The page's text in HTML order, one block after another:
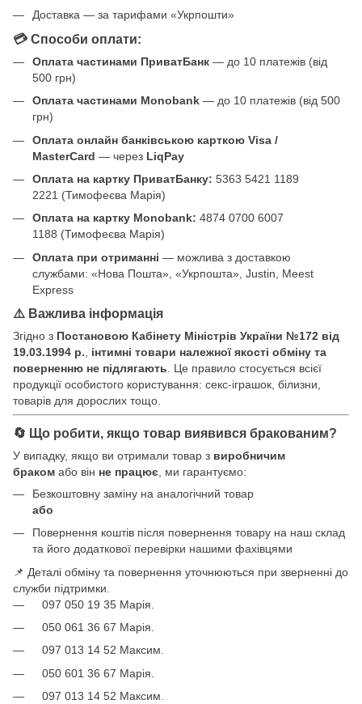
Доставка — за тарифами «Укрпошти»
💳 Способи оплати:
Оплата частинами ПриватБанк — до 10 платежів (від
500 грн)
Оплата частинами Monobank — до 10 платежів (від 500
грн)
Оплата онлайн банківською карткою Visa /
MasterCard — через LiqPay
Оплата на картку ПриватБанку: 5363 5421 1189
2221 (Тимофеєва Марія)
Оплата на картку Monobank: 4874 0700 6007
1188 (Тимофеєва Марія)
Оплата при отриманні — можлива з доставкою
службами: «Нова Пошта», «Укрпошта», Justin, Meest
Express
⚠️ Важлива інформація
Згідно з Постановою Кабінету Міністрів України №172 від
19.03.1994 р.
інтимні товари належної якості обміну та
поверненню не підлягають . Це правило стосується всієї
продукції особистого користування: секс-іграшок, білизни,
товарів для дорослих тощо.
🔄 Що робити, якщо товар виявився бракованим?
У випадку, якщо ви отримали товар з виробничим
браком або він не працює , ми гарантуємо:
Безкоштовну заміну на аналогічний товар
або
Повернення коштів після повернення товару на наш склад
та його додаткової перевірки нашими фахівцями
📌 Деталі обміну та повернення уточнюються при зверненні до
служби підтримки.
097 050 19 35 Марія.
050 061 36 67 Марія.
097 013 14 52 Максим.
050 601 36 67 Марія.
097 013 14 52 Максим.